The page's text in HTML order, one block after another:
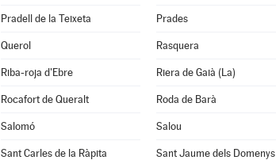
Pradell de la Teixeta Prades
Querol Rasquera
Riba-roja d'Ebre Riera de Gaià (La)
Rocafort de Queralt Roda de Barà
Salomó Salou
Sant Carles de la Ràpita Sant Jaume dels Domenys